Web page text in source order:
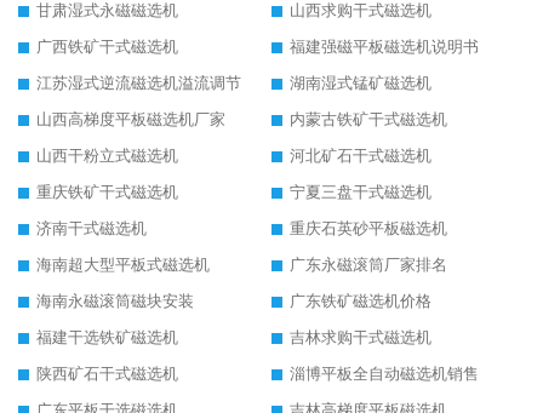
甘肃湿式永磁磁选机
山西求购干式磁选机
广西铁矿干式磁选机
福建强磁平板磁选机说明书
江苏湿式逆流磁选机溢流调节
湖南湿式锰矿磁选机
山西高梯度平板磁选机厂家
内蒙古铁矿干式磁选机
山西干粉立式磁选机
河北矿石干式磁选机
重庆铁矿干式磁选机
宁夏三盘干式磁选机
济南干式磁选机
重庆石英砂平板磁选机
海南超大型平板式磁选机
广东永磁滚筒厂家排名
海南永磁滚筒磁块安装
广东铁矿磁选机价格
福建干选铁矿磁选机
吉林求购干式磁选机
陕西矿石干式磁选机
淄博平板全自动磁选机销售